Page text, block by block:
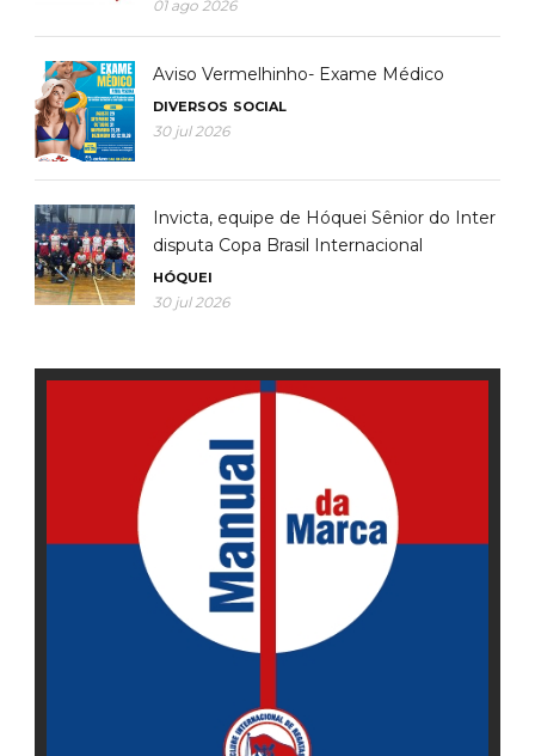
01 ago 2026
Aviso Vermelhinho- Exame Médico
DIVERSOS SOCIAL
30 jul 2026
Invicta, equipe de Hóquei Sênior do Inter
disputa Copa Brasil Internacional
HÓQUEI
30 jul 2026